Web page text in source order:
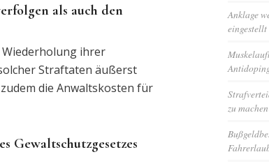
als auch den
ihrer
Straftaten äußerst
die Anwaltskosten für
Gewaltschutzgesetzes
Anklage
eingestellt
zu machen